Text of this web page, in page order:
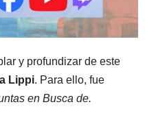
y profundizar de este
Lippi. Para ello, fue
en Busca de.